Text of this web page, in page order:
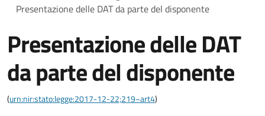
Presentazione delle DAT da parte del disponente
Presentazione delle DAT
da parte del disponente
(urn:nir:stato:legge:2017-12-22;219~art4)